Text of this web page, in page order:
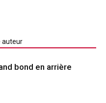
auteur
bond en arrière